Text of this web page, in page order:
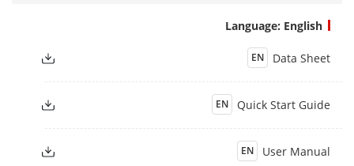
Language: English
Data Sheet
EN
Quick Start Guide
EN
User Manual
EN